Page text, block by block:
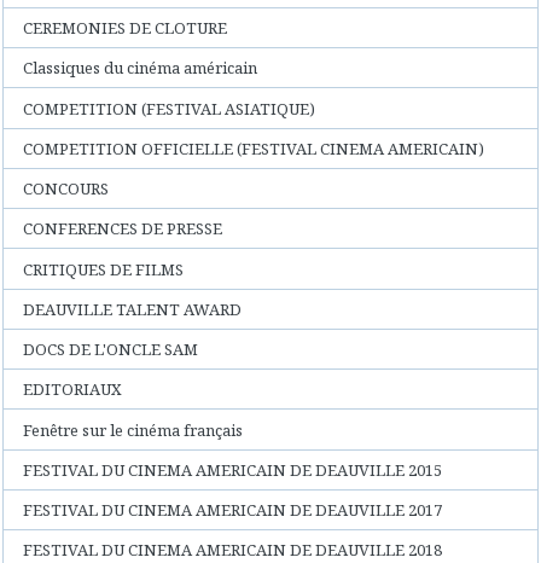
CEREMONIES DE CLOTURE
Classiques du cinéma américain
COMPETITION (FESTIVAL ASIATIQUE)
COMPETITION OFFICIELLE (FESTIVAL CINEMA AMERICAIN)
CONCOURS
CONFERENCES DE PRESSE
CRITIQUES DE FILMS
DEAUVILLE TALENT AWARD
DOCS DE L'ONCLE SAM
EDITORIAUX
Fenêtre sur le cinéma français
FESTIVAL DU CINEMA AMERICAIN DE DEAUVILLE 2015
FESTIVAL DU CINEMA AMERICAIN DE DEAUVILLE 2017
FESTIVAL DU CINEMA AMERICAIN DE DEAUVILLE 2018